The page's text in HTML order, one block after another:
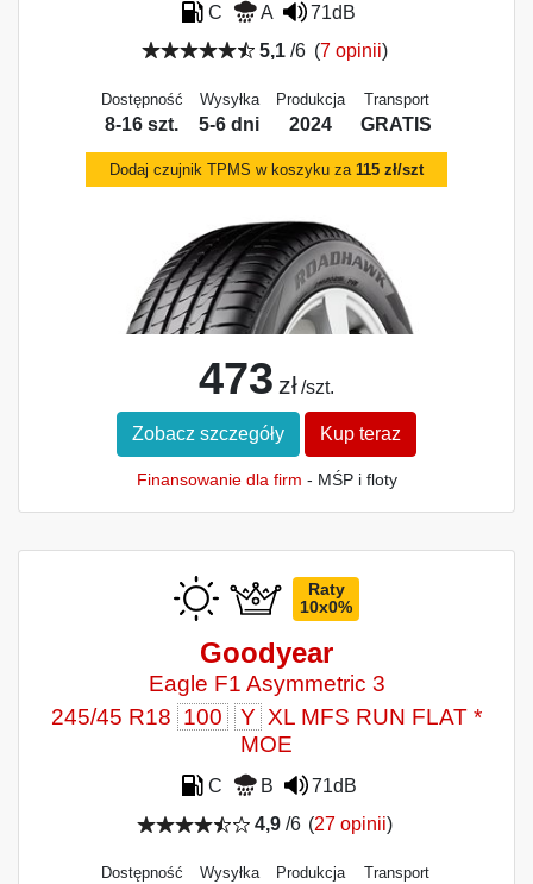
C A
71dB
5,1 /6 (7 opinii)
Dostępność
8-16 szt.
Wysyłka
5-6 dni
Produkcja
2024
Transport
GRATIS
Dodaj czujnik TPMS w koszyku za 115 zł/szt
473 zł /szt.
Zobacz szczegóły Kup teraz
Finansowanie dla firm - MŚP i floty
Raty
10x0%
Goodyear
Eagle F1 Asymmetric 3
245/45 R18 100 Y XL MFS RUN FLAT *
MOE
C B
71dB
4,9/6 (27 opinii)
Dostępność Wysyłka Produkcja Transport